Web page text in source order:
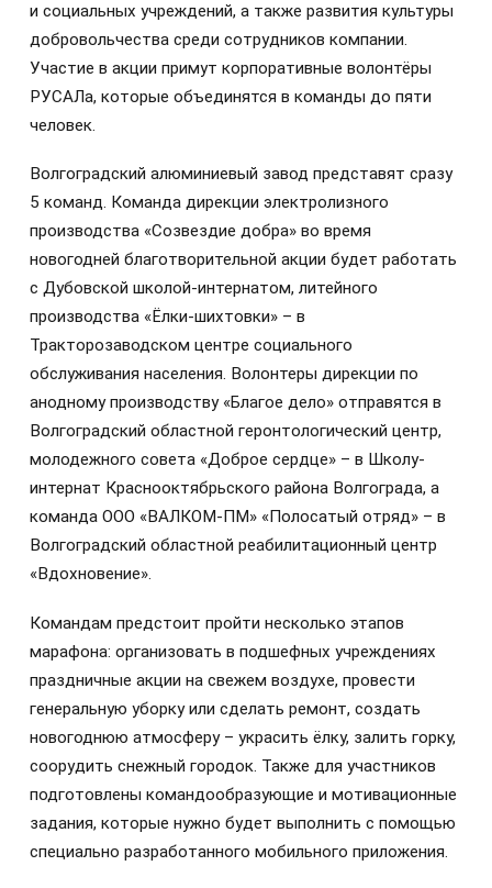
и социальных учреждений, а также развития культуры
добровольчества среди сотрудников компании.
Участие в акции примут корпоративные волонтёры
РУСАЛа, которые объединятся в команды до пяти
человек.
Волгоградский алюминиевый завод представят сразу
5 команд. Команда дирекции электролизного
производства «Созвездие добра» во время
новогодней благотворительной акции будет работать
с Дубовской школой-интернатом, литейного
производства «Ёлки-шихтовки» – в
Тракторозаводском центре социального
обслуживания населения. Волонтеры дирекции по
анодному производству «Благое дело» отправятся в
Волгоградский областной геронтологический центр,
молодежного совета «Доброе сердце» – в Школу-
интернат Краснооктябрьского района Волгограда, а
команда ООО «ВАЛКОМ-ПМ» «Полосатый отряд» – в
Волгоградский областной реабилитационный центр
«Вдохновение».
Командам предстоит пройти несколько этапов
марафона: организовать в подшефных учреждениях
праздничные акции на свежем воздухе, провести
генеральную уборку или сделать ремонт, создать
новогоднюю атмосферу – украсить ёлку, залить горку,
соорудить снежный городок. Также для участников
подготовлены командообразующие и мотивационные
задания, которые нужно будет выполнить с помощью
специально разработанного мобильного приложения.